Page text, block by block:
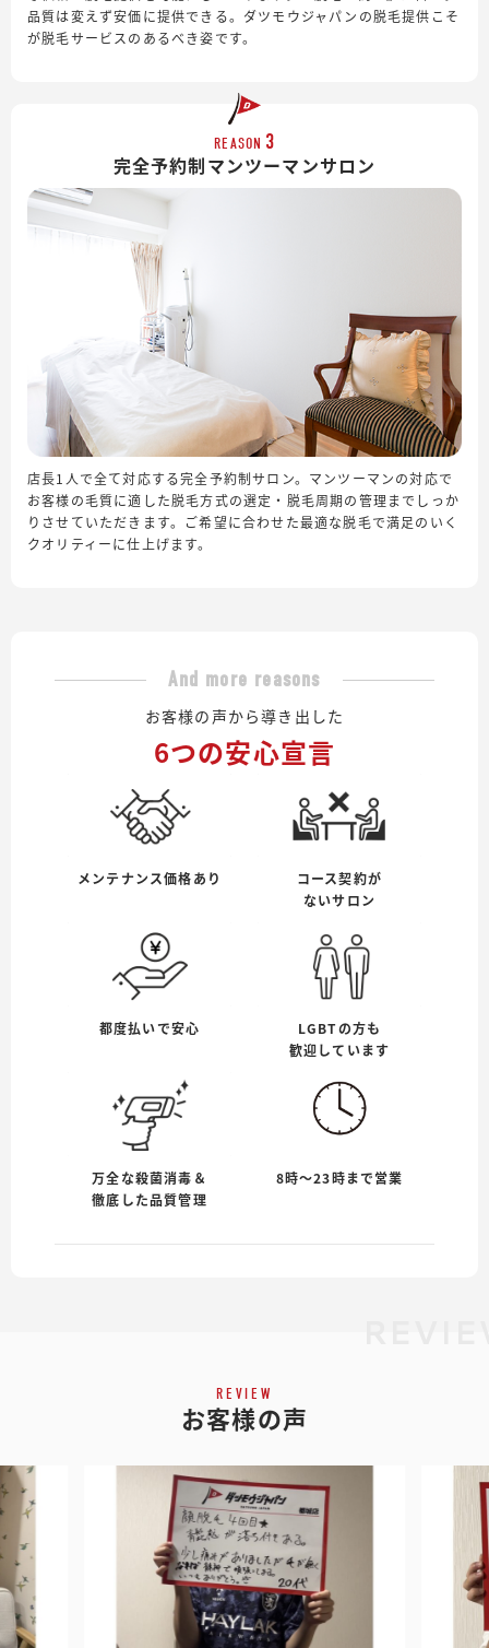
品質は変えず安価に提供できる。ダツモウジャパンの脱毛提供こそ
が脱毛サービスのあるべき姿です。
REASON 3
完全予約制マンツーマンサロン
店長1人で全て対応する完全予約制サロン。マンツーマンの対応で
お客様の毛質に適した脱毛方式の選定・脱毛周期の管理までしっか
りさせていただきます。ご希望に合わせた最適な脱毛で満足のいく
クオリティーに仕上げます。
And more reasons
お客様の声から導き出した
6つの安心宣言
メンテナンス価格あり
コース契約が
ないサロン
都度払いで安心
LGBTの方も
歓迎しています
万全な殺菌消毒＆
徹底した品質管理
8時〜23時まで営業
REVIEW
お客様の声